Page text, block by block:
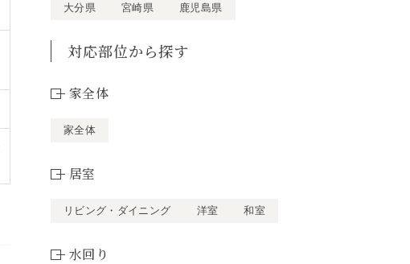
大分県
宮崎県 鹿児島県
対応部位から探す
家全体
家全体
居室
リビング・ダイニング 洋室 和室
水回り